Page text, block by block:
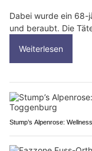
Dabei wurde ein 68-
und beraubt. Die
Weiterlesen
Stump’s Alpenrose: